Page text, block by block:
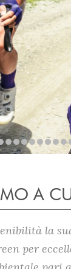
A
la
per